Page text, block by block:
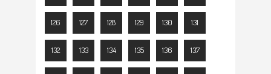
126 127 128 129 130 131
132 133 134 135 136 137